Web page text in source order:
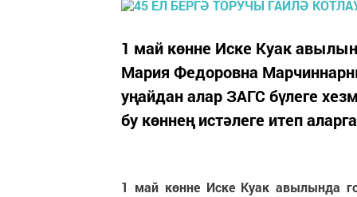
1 май көнне Иске Куак
Мария Федоровна
уңайдан алар ЗАГС бүлеге
бу көннең истәлеге итеп
1 май көнне Иске Куак авылында